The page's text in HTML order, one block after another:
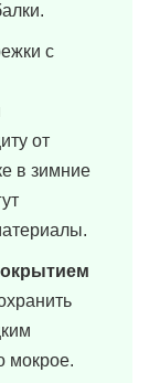
с
от
в зимние
мокрое.